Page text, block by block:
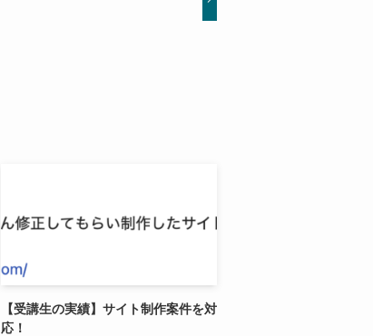
【受講生の実績】サイト制作案件を対
応！